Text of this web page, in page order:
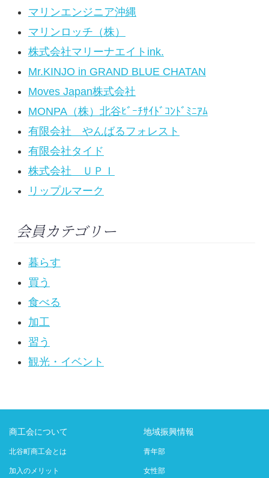
マリンエンジニア沖縄
マリンロッチ（株）
株式会社マリーナエイトink.
Mr.KINJO in GRAND BLUE CHATAN
Moves Japan株式会社
MONPA（株）北谷ﾋﾞｰﾁｻｲﾄﾞｺﾝﾄﾞﾐﾆｱﾑ
有限会社 やんばるフォレスト
有限会社タイド
株式会社 ＵＰＩ
リップルマーク
会員カテゴリー
暮らす
買う
食べる
加工
習う
観光・イベント
商工会について
北谷町商工会とは
加入のメリット
地域振興情報
青年部
女性部